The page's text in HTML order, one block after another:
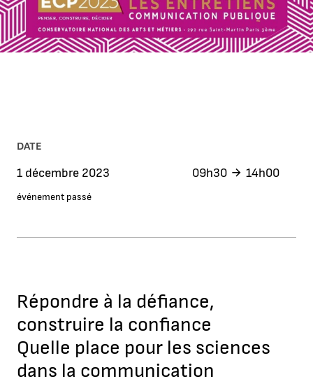
DATE
1 décembre 2023 09h30 14h00
événement passé
Répondre à la défiance,
construire la confiance
Quelle place pour les sciences
dans la communication